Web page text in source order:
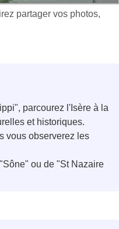
partager vos photos,
parcourez l'Isère à la
et historiques.
vous observerez les
ou de "St Nazaire